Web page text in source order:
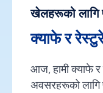
खेलहरूको लागि
क्याफे र
आज, हामी क्याफे र
अवसरहरूको लागि